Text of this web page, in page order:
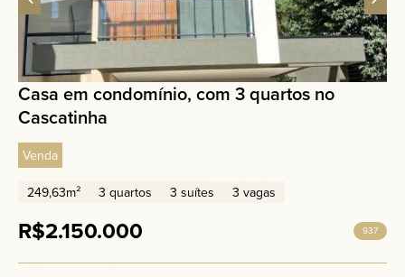
Casa em condomínio, com 3 quartos no
Cascatinha
Venda
249,63m² 3 quartos 3 suítes 3 vagas
R$2.150.000 937